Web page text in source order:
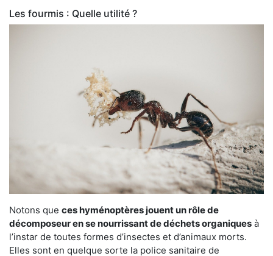
Les fourmis : Quelle utilité ?
Notons que ces hyménoptères jouent un rôle de
décomposeur en se nourrissant de déchets organiques à
l’instar de toutes formes d’insectes et d’animaux morts.
Elles sont en quelque sorte la police sanitaire de